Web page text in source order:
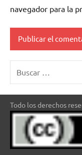
navegador para la
Todo los derechos